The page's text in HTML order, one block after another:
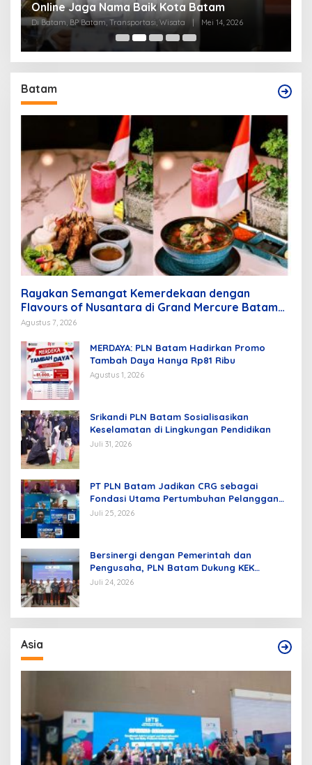
Online Jaga Nama Baik Kota Batam
Di Batam, BP Batam, Transportasi, Wisata | Mei 14, 2026
Batam
Rayakan Semangat Kemerdekaan dengan
Flavours of Nusantara di Grand Mercure Batam
Centre
Agustus 7, 2026
MERDAYA: PLN Batam Hadirkan Promo
Tambah Daya Hanya Rp81 Ribu
Agustus 1, 2026
Srikandi PLN Batam Sosialisasikan
Keselamatan di Lingkungan Pendidikan
Juli 31, 2026
PT PLN Batam Jadikan CRG sebagai
Fondasi Utama Pertumbuhan Pelanggan
dan Pembangunan Infrastruktur
Juli 25, 2026
Bersinergi dengan Pemerintah dan
Pengusaha, PLN Batam Dukung KEK
Tanjung Sauh sebagai Hub Energi Baru
Juli 24, 2026
Asia